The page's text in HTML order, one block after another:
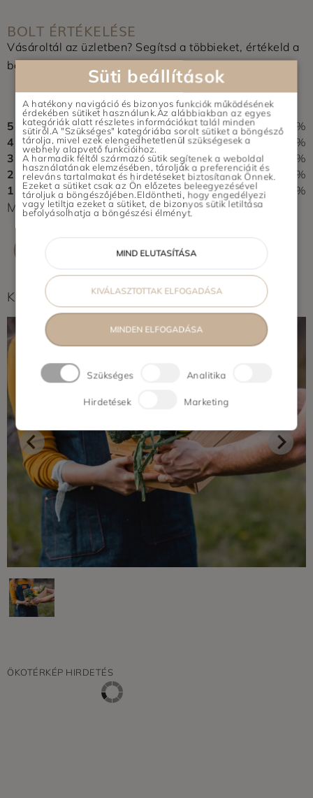
BOLT ÉRTÉKELÉSE
Vásároltál az üzletben? Segítsd a többieket, értékeld a
boltot és írj pár soros véleményt.
0,0
0 vélemény alapján
5
0%
4
0%
3
0%
2
0%
1
0%
Még nem érkezett értékelés. Légy Te az első!
ÉRTÉKELÉS ÍRÁSA
Képek feltöltés alatt...
ÖKOTÉRKÉP HIRDETÉS
Süti beállítások
A hatékony navigáció és bizonyos funkciók működésének
érdekében sütiket használunk.Az alábbiakban az egyes
kategóriák alatt részletes információkat talál minden
sütiről.A "Szükséges" kategóriába sorolt sütiket a böngésző
tárolja, mivel ezek elengedhetetlenül szükségesek a
webhely alapvető funkcióihoz.
A harmadik féltől származó sütik segítenek a weboldal
használatának elemzésében, tárolják a preferenciáit és
releváns tartalmakat és hirdetéseket biztosítanak Önnek.
Ezeket a sütiket csak az Ön előzetes beleegyezésével
tároljuk a böngészőjében.Eldöntheti, hogy engedélyezi
vagy letiltja ezeket a sütiket, de bizonyos sütik letiltása
befolyásolhatja a böngészési élményt.
MIND ELUTASÍTÁSA
KIVÁLASZTOTTAK ELFOGADÁSA
MINDEN ELFOGADÁSA
Szükséges Analitika
Hirdetések Marketing